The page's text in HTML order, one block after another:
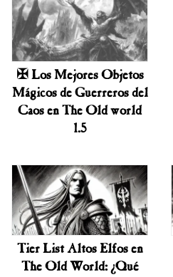
✠ Los Mejores Objetos
Mágicos de Guerreros del
Caos en The Old world
1.5
Tier List Altos Elfos en
The Old World: ¿Qué